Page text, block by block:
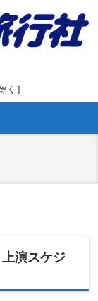
く ]
演スケジ